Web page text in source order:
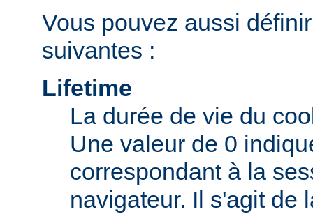
Vous pouvez aussi
suivantes :
Lifetime
La durée de vie du
Une valeur de 0
correspondant à la
navigateur. Il s'agit de